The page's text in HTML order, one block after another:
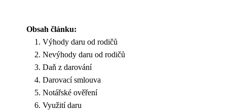
Obsah článku:
Výhody daru od rodičů
Nevýhody daru od rodičů
Daň z darování
Darovací smlouva
Notářské ověření
Využití daru